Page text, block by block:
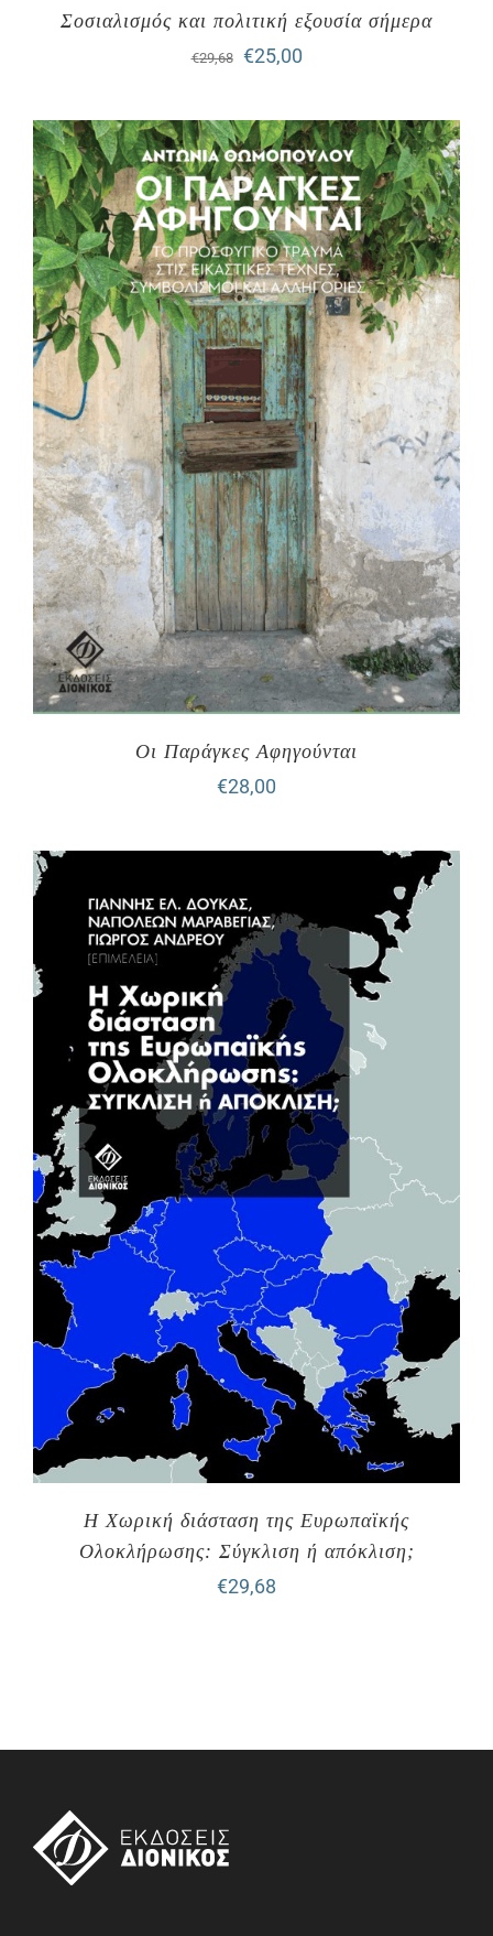
Σοσιαλισμός και πολιτική εξουσία σήμερα
€29,68
Original
was:
€29,68.
€25,00Η
τιμή
είναι:
€25,00.
Οι Παράγκες Αφηγούνται
€28,00
Η Χωρική διάσταση της Ευρωπαϊκής
Ολοκλήρωσης: Σύγκλιση ή απόκλιση;
€29,68